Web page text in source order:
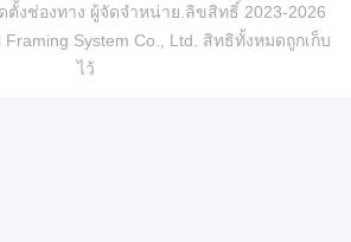
งช่องทาง ผู้จัดจําหน่าย.ลิขสิทธิ์ 2023-2026
Framing System Co., Ltd. สิทธิทั้งหมดถูกเก็บ
ไว้